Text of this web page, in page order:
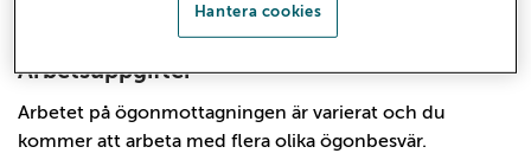
dig, vi bjuder på en fika om du vill hälsa på.
Arbetsuppgifter
Arbetet på ögonmottagningen är varierat och du
kommer att arbeta med flera olika ögonbesvär.
Hantera cookies